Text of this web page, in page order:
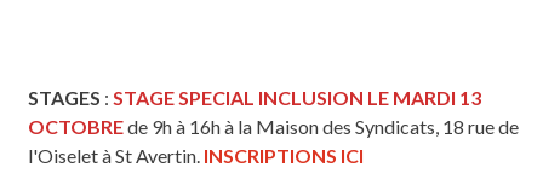
STAGES : STAGE SPECIAL INCLUSION LE MARDI 13
OCTOBREde 9h à 16h à la Maison des Syndicats, 18 rue de
l'Oiselet à St Avertin. INSCRIPTIONS ICI